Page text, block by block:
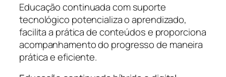
Educação continuada com suporte
tecnológico potencializa o aprendizado,
facilita a prática de conteúdos e proporciona
acompanhamento do progresso de maneira
prática e eficiente.